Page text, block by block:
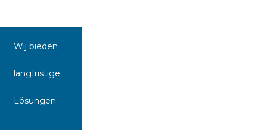
Wij bieden
langfristige
Lösungen